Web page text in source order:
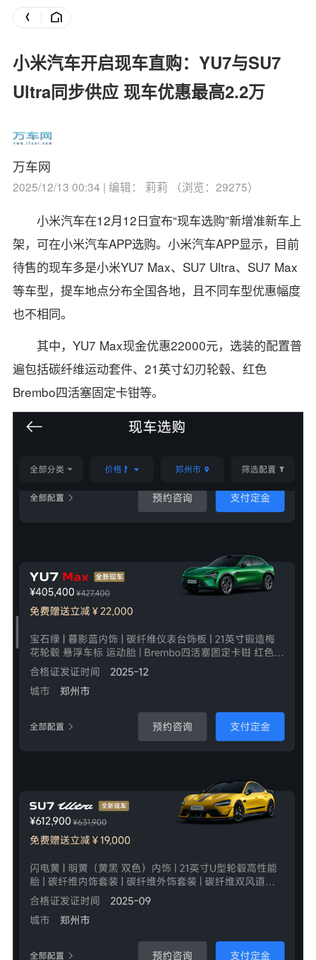
小米汽车开启现车直购：YU7与SU7
Ultra同步供应 现车优惠最高2.2万
万车网
2025/12/13 00:34 | 编辑： 莉莉 （浏览：29275）
小米汽车在12月12日宣布“现车选购”新增准新车上
架，可在小米汽车APP选购。 小米汽车APP显示，目前
待售的现车多是小米YU7 Max、SU7 Ultra、SU7 Max
等车型，提车地点分布全国各地，且不同车型优惠幅度
也不相同。
其中，YU7 Max现金优惠22000元，选装的配置普
遍包括碳纤维运动套件、21英寸幻刃轮毂、红色
Brembo四活塞固定卡钳等。